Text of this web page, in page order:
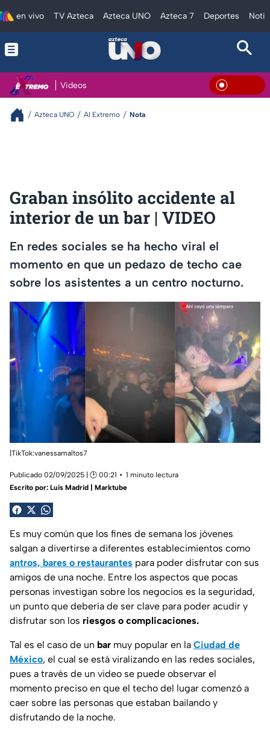
en vivo TV Azteca Azteca UNO Azteca 7 Deportes
Videos En
Azteca UNO Al Extremo Nota
Graban insólito accidente al
interior de un bar | VIDEO
En redes sociales se ha hecho viral el
momento en que un pedazo de techo cae
sobre los asistentes a un centro nocturno.
|TikTok:vanessamaltos7
Publicado 02/09/2025 | 🕑 00:21
1 minuto lectura
Escrito por: Luis Madrid | Marktube
Es muy común que los fines de semana los jóvenes
salgan a divertirse a diferentes establecimientos como
antros, bares o restaurantes para poder disfrutar con sus
amigos de una noche. Entre los aspectos que pocas
personas investigan sobre los negocios es la seguridad,
un punto que debería de ser clave para poder acudir y
disfrutar son los riesgos o complicaciones.
Tal es el caso de un bar muy popular en la Ciudad de
México, el cual se está viralizando en las redes sociales,
pues a través de un video se puede observar el
momento preciso en que el techo del lugar comenzó a
caer sobre las personas que estaban bailando y
disfrutando de la noche.